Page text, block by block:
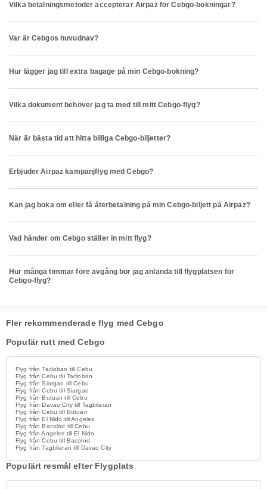
Vilka betalningsmetoder accepterar Airpaz för Cebgo-bokningar?
Var är Cebgos huvudnav?
Hur lägger jag till extra bagage på min Cebgo-bokning?
Vilka dokument behöver jag ta med till mitt Cebgo-flyg?
När är bästa tid att hitta billiga Cebgo-biljetter?
Erbjuder Airpaz kampanjflyg med Cebgo?
Kan jag boka om eller få återbetalning på min Cebgo-biljett på Airpaz?
Vad händer om Cebgo ställer in mitt flyg?
Hur många timmar före avgång bör jag anlända till flygplatsen för
Cebgo-flyg?
Fler rekommenderade flyg med Cebgo
Populär rutt med Cebgo
Flyg från Tacloban till Cebu
Flyg från Cebu till Tacloban
Flyg från Siargao till Cebu
Flyg från Cebu till Siargao
Flyg från Butuan till Cebu
Flyg från Davao City till Tagbilaran
Flyg från Cebu till Butuan
Flyg från El Nido till Angeles
Flyg från Bacolod till Cebu
Flyg från Angeles till El Nido
Flyg från Cebu till Bacolod
Flyg från Tagbilaran till Davao City
Populärt resmål efter Flygplats